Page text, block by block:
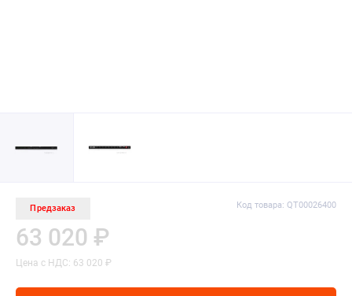
Предзаказ Код товара: QT00026400
63 020 ₽
Цена с НДС: 63 020 ₽